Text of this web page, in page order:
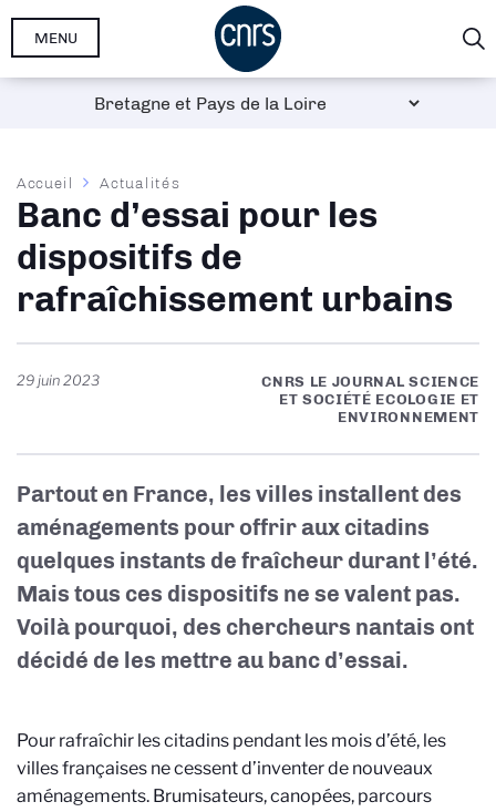
Aller
MENU
Fil
d'Ariane
Accueil Actualités
Banc d’essai pour les
dispositifs de
rafraîchissement urbains
29 juin 2023
CNRS LE JOURNAL SCIENCE
ET SOCIÉTÉ ECOLOGIE ET
ENVIRONNEMENT
Partout en France, les villes installent des
aménagements pour offrir aux citadins
quelques instants de fraîcheur durant l’été.
Mais tous ces dispositifs ne se valent pas.
Voilà pourquoi, des chercheurs nantais ont
décidé de les mettre au banc d’essai.
Pour rafraîchir les citadins pendant les mois d’été, les
villes françaises ne cessent d’inventer de nouveaux
aménagements. Brumisateurs, canopées, parcours